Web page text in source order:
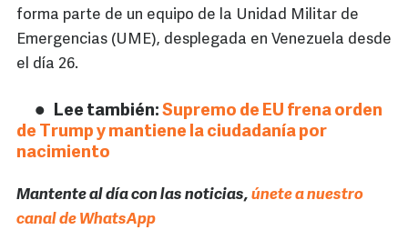
forma parte de un equipo de la Unidad Militar de
Emergencias (UME), desplegada en Venezuela desde
el día 26.
Lee también: Supremo de EU frena orden
de Trump y mantiene la ciudadanía por
nacimiento
Mantente al día con las noticias, únete a nuestro
canal de WhatsApp